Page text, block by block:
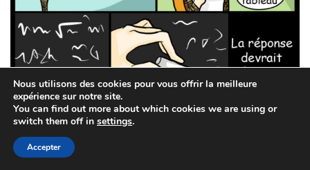
Nous utilisons des cookies pour vous offrir la meilleure
expérience sur notre site.
You can find out more about which cookies we are using or
switch them off in settings.
Accepter